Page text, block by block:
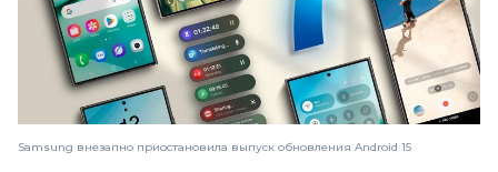
Samsung внезапно приостановила выпуск обновления Android 15